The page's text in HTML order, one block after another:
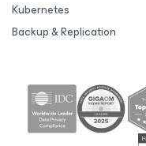
Kubernetes
Backup & Replication